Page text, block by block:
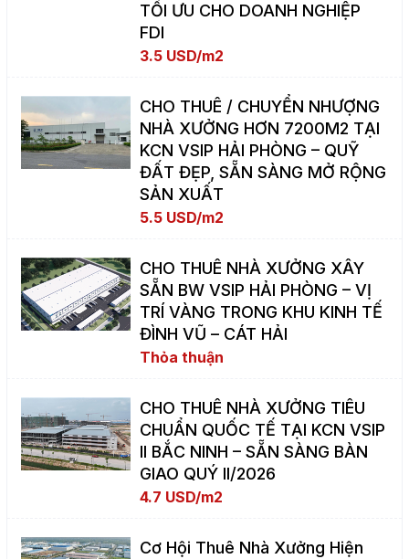
TỐI ƯU CHO DOANH NGHIỆP
FDI
3.5 USD/m2
CHO THUÊ / CHUYỂN NHƯỢNG
NHÀ XƯỞNG HƠN 7200M2 TẠI
KCN VSIP HẢI PHÒNG – QUỸ
ĐẤT ĐẸP, SẴN SÀNG MỞ RỘNG
SẢN XUẤT
5.5 USD/m2
CHO THUÊ NHÀ XƯỞNG XÂY
SẴN BW VSIP HẢI PHÒNG – VỊ
TRÍ VÀNG TRONG KHU KINH TẾ
ĐÌNH VŨ – CÁT HẢI
Thỏa thuận
CHO THUÊ NHÀ XƯỞNG TIÊU
CHUẨN QUỐC TẾ TẠI KCN VSIP
II BẮC NINH – SẴN SÀNG BÀN
GIAO QUÝ II/2026
4.7 USD/m2
Cơ Hội Thuê Nhà Xưởng Hiện